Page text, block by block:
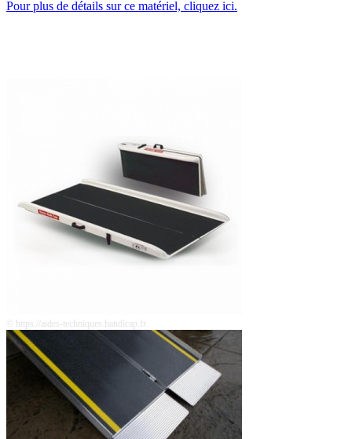
Pour plus de détails sur ce matériel, cliquez ici.
© https://aides-techniques.handicap.fr